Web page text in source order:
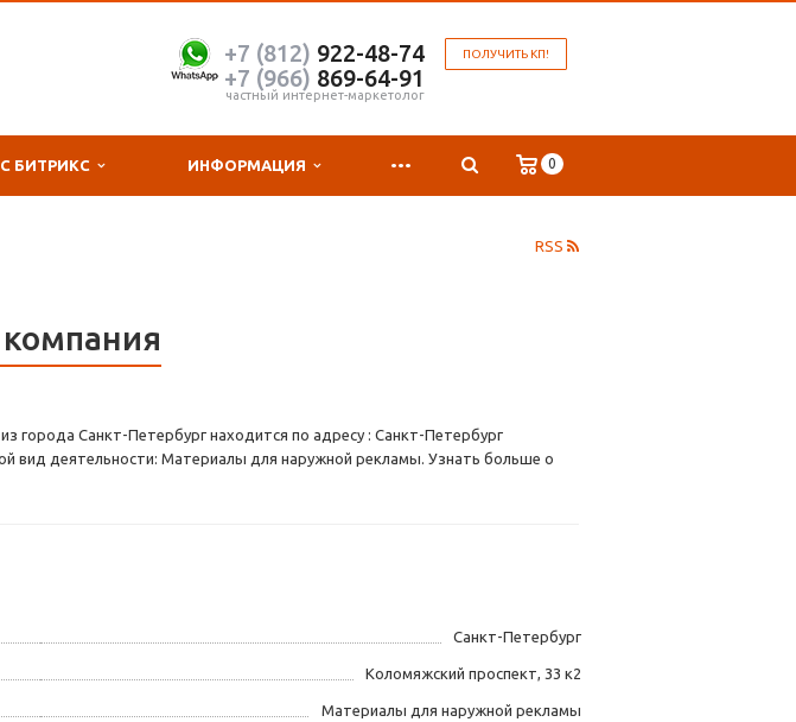
ПОЛУЧИТЬ КП!
+7 (812) 922-48-74
+7 (966) 869-64-91
частный интернет-маркетолог
БИТРИКС ИНФОРМАЦИЯ ... 0
RSS
города Санкт-Петербург находится по адресу : Санкт-Петербург
вид деятельности: Материалы для наружной рекламы. Узнать больше о
Санкт-Петербург
Коломяжский проспект, 33 к2
Материалы для наружной рекламы